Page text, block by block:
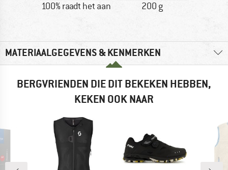
100% raadt het aan 200 g
MATERIAALGEGEVENS & KENMERKEN
BERGVRIENDEN DIE DIT BEKEKEN HEBBEN,
KEKEN OOK NAAR